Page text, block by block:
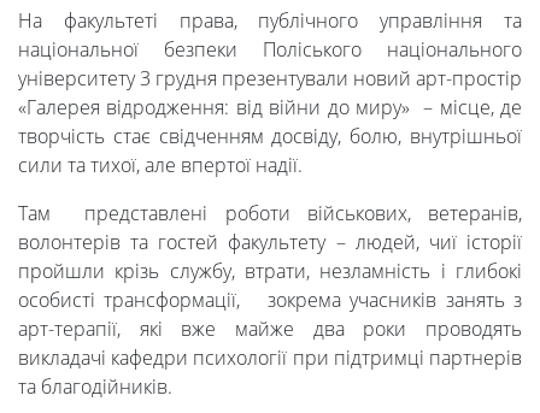
На факультеті права, публічного управління та
національної безпеки Поліського національного
університету 3 грудня презентували новий арт-простір
«Галерея відродження: від війни до миру» – місце, де
творчість стає свідченням досвіду, болю, внутрішньої
сили та тихої, але впертої надії.
Там представлені роботи військових, ветеранів,
волонтерів та гостей факультету – людей, чиї історії
пройшли крізь службу, втрати, незламність і глибокі
особисті трансформації, зокрема учасників занять з
арт-терапії, які вже майже два роки проводять
викладачі кафедри психології при підтримці партнерів
та благодійників.